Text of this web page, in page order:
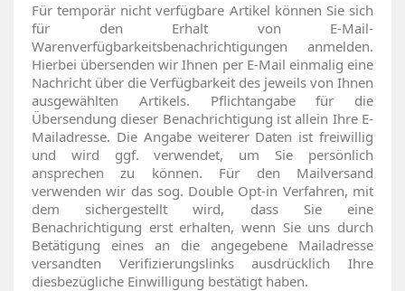
Für temporär nicht verfügbare Artikel können Sie sich
für den Erhalt von E-Mail-
Warenverfügbarkeitsbenachrichtigungen anmelden.
Hierbei übersenden wir Ihnen per E-Mail einmalig eine
Nachricht über die Verfügbarkeit des jeweils von Ihnen
ausgewählten Artikels. Pflichtangabe für die
Übersendung dieser Benachrichtigung ist allein Ihre E-
Mailadresse. Die Angabe weiterer Daten ist freiwillig
und wird ggf. verwendet, um Sie persönlich
ansprechen zu können. Für den Mailversand
verwenden wir das sog. Double Opt-in Verfahren, mit
dem sichergestellt wird, dass Sie eine
Benachrichtigung erst erhalten, wenn Sie uns durch
Betätigung eines an die angegebene Mailadresse
versandten Verifizierungslinks ausdrücklich Ihre
diesbezügliche Einwilligung bestätigt haben.